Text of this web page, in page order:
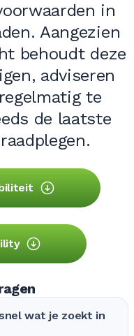
in
Aangezien
behoudt deze
adviseren
te
de laatste
wat je zoekt in